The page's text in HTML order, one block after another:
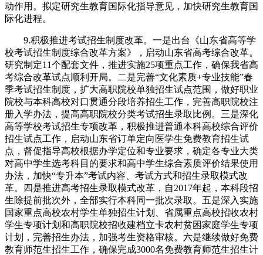
动作用。拟定研究生教育国际化指导意见，加快研究生教育国
际化进程。
9.积极推进考试招生制度改革。一是出台《山东省高等学
校考试招生制度综合改革方案》，启动山东省高考综合改革。
研究制定11个配套文件，推进实施25项重点工作，确保我省高
考综合改革试点顺利开局。二是完善“文化素质+专业技能”春
季考试招生制度，扩大高职院校单独招生试点范围，做好职业
院校与本科高校对口贯通分段培养招生工作，完善高职院校注
册入学办法，提高高职院校分类考试招生录取比例。三是深化
高等学校考试招生专项改革，积极推进普通本科高校综合评价
招生试点工作，启动山东省订单定向医学生免费教育招生试
点，督促指导高校根据办学定位和专业要求，确定各专业大类
对高中学生选考科目的要求和高中学生综合素质评价结果使用
办法，加快“专升本”考试内容、考试方式和招生录取模式改
革。四是推进高考招生录取模式改革，自2017年起，本科段招
生除提前批次外，全部实行本科同一批次录取。五是深入实施
国家重点高校农村学生单独招生计划、省属重点高校招收农村
学生专项计划和高职院校招收建档立卡农村贫困家庭学生专项
计划，完善招生办法，加强考生资格审核。六是继续做好免费
教育师范生招生工作，确保完成3000名免费教育师范生招生计